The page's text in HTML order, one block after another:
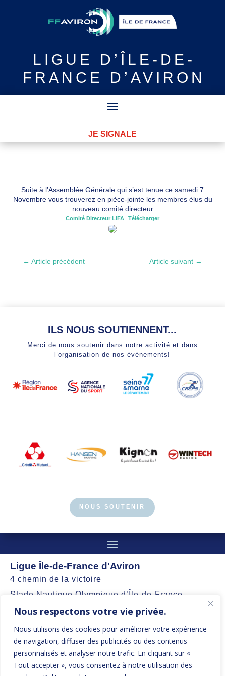
Nous respectons votre vie privée.
Nous utilisons des cookies pour améliorer votre expérience
de navigation, diffuser des publicités ou des contenus
personnalisés et analyser notre trafic. En cliquant sur «
Tout accepter », vous consentez à notre utilisation des
LIGUE
D’ÎLE-DE-
FRANCE D’AVIRON
JE SIGNALE
Suite à l’Assemblée Générale qui s’est tenue ce samedi 7
Novembre vous trouverez en pièce-jointe les membres élus du
nouveau comité directeur
Comité Directeur LIFA Télécharger
← Article précédent Article suivant →
ILS NOUS SOUTIENNENT...
Merci de nous soutenir dans notre activité et dans
l’organisation de nos événements!
NOUS SOUTENIR
Ligue Île-de-France d'Aviron
4 chemin de la victoire
Stade Nautique Olympique d’Île-de-France
77360 Vaires-sur-Marne
contact@aviron-iledefrance.org
Suivez nos actualités et restez informés